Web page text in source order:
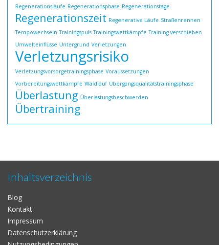
Regenerationsläufe Regenerationsphase Regenerationstage
Regenerationszeit Regenerative Läufe Straßenrennen
Tempowechseln Trainingspuls Trainingswettkämpfe Training verschieben
Umwelteinflüsse Untergrund Verletzungen
Verletzungsrisiko
Verletzungsvorsorgetrainingsphase Voraussetzungen
Vorbereitungswettkämpfe Waldlauf Übergangsqualitätstrainingsphase
Überlastung Überlastungsbeschwerden
Übertraining
Inhaltsverzeichnis
Blog
Kontakt
Impressum
Datenschutzerklärung